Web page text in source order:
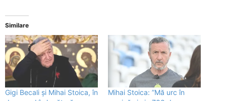
Similare
Gigi Becali și Mihai Stoica, în
Mihai Stoica: ”Mă urc în